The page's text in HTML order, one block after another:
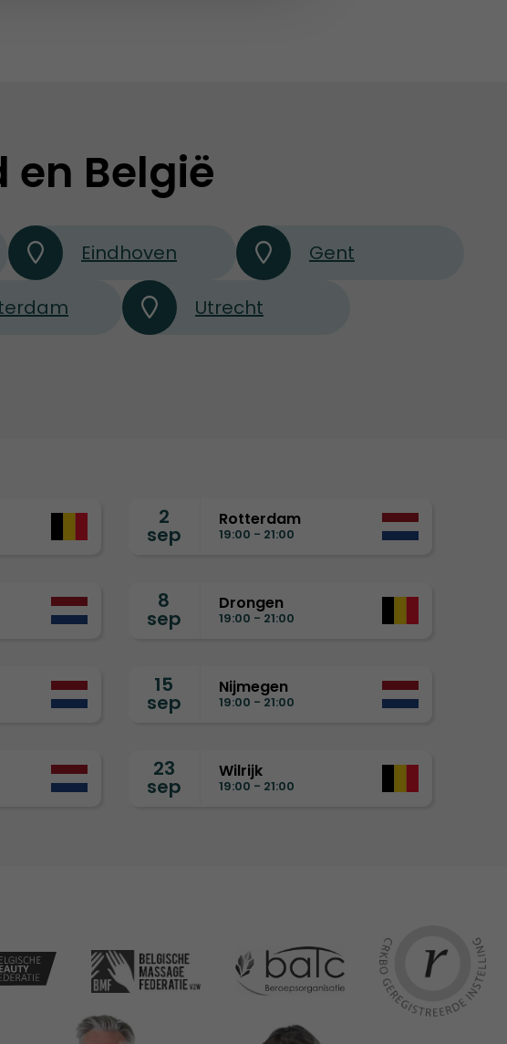
België
Eindhoven Gent
Utrecht
2
sep
Rotterdam
19:00 - 21:00
8
sep
Drongen
19:00 - 21:00
15
sep
Nijmegen
19:00 - 21:00
23
sep
Wilrijk
19:00 - 21:00